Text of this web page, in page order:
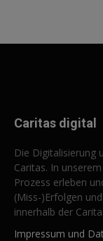
Caritas digital
Die Digitalisierung
Caritas. In
Prozess erleben
(Miss-)Erfolgen
innerhalb der
Impressum und